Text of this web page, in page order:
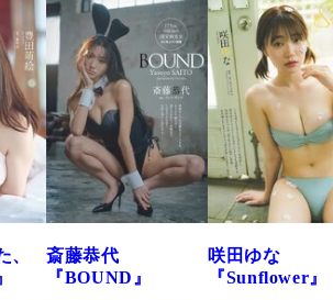
咲田ゆな
『Sunflower』
藤水咲桜『花
だまり』